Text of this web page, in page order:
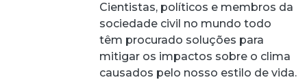
Cientistas, políticos e membros da
sociedade civil no mundo todo
têm procurado soluções para
mitigar os impactos sobre o clima
causados pelo nosso estilo de vida.